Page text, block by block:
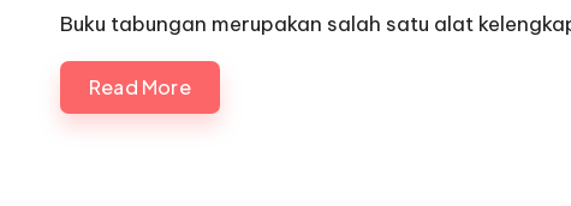
by
Buku tabungan merupakan salah satu alat
Read More